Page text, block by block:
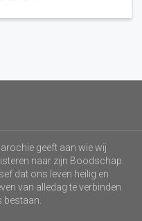
geeft aan wie wij
naar zijn Boodschap.
dat ons leven heilig en
van alledag te verbinden